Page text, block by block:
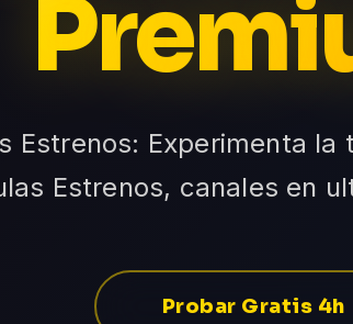
Estrenos: Experimenta
Estrenos, canales en
Probar Gratis 4h